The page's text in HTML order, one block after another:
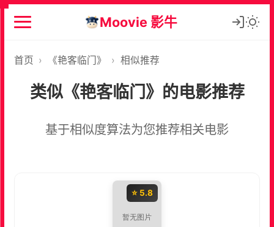
Moovie 影牛
首页 › 《艳客临门》 › 相似推荐
类似《艳客临门》的电影推荐
基于相似度算法为您推荐相关电影
⭐ 5.8